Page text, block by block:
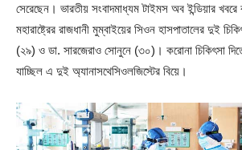
সেরেছেন। ভারতীয় সংবাদমাধ্যম টাইমস অব ইন্ডিয়ার
মহারাষ্ট্রের রাজধানী মুম্বাইয়ের সিওন হাসপাতালের দুই
(২৯) ও ডা. সারজেরাও সোনুনে (৩০)। করোনা চিকিৎসা দিতে
যাচ্ছিল এ দুই অ্যানাসথেসিওলজিস্টের বিয়ে।